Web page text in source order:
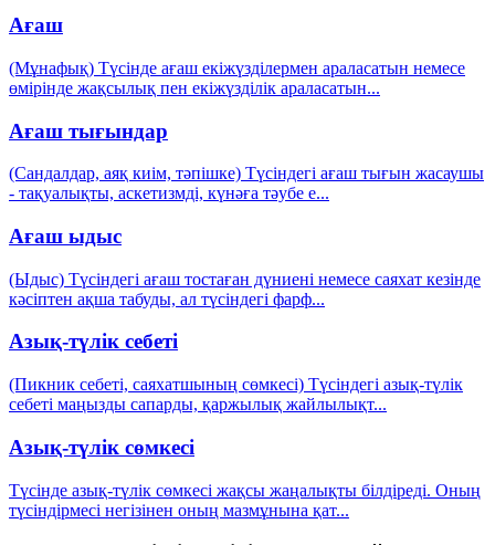
Ағаш
(Мұнафық) Түсінде ағаш екіжүзділермен араласатын немесе
өмірінде жақсылық пен екіжүзділік араласатын...
Ағаш тығындар
(Сандалдар, аяқ киім, тәпішке) Түсіндегі ағаш тығын жасаушы
- тақуалықты, аскетизмді, күнәға тәубе е...
Ағаш ыдыс
(Ыдыс) Түсіндегі ағаш тостаған дүниені немесе саяхат кезінде
кәсіптен ақша табуды, ал түсіндегі фарф...
Азық-түлік себеті
(Пикник себеті, саяхатшының сөмкесі) Түсіндегі азық-түлік
себеті маңызды сапарды, қаржылық жайлылықт...
Азық-түлік сөмкесі
Түсінде азық-түлік сөмкесі жақсы жаңалықты білдіреді. Оның
түсіндірмесі негізінен оның мазмұнына қат...